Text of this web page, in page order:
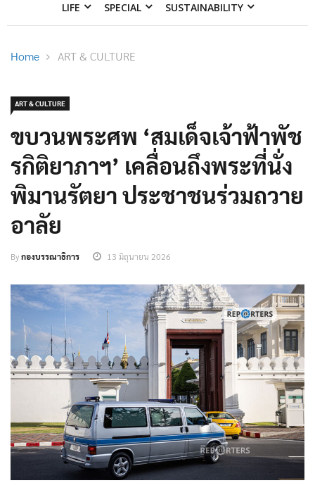
LIFE SPECIAL SUSTAINABILITY
Home ART & CULTURE
ART & CULTURE
ขบวนพระศพ ‘สมเด็จเจ้าฟ้าพัช
รกิติยาภาฯ’ เคลื่อนถึงพระที่นั่ง
พิมานรัตยา ประชาชนร่วมถวาย
อาลัย
Byกองบรรณาธิการ 13 มิถุนายน 2026